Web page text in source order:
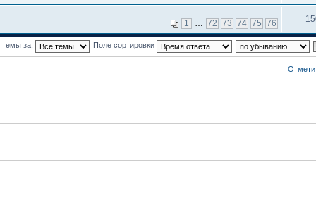
1 72 73 74 75 76
темы за: Поле сортировки